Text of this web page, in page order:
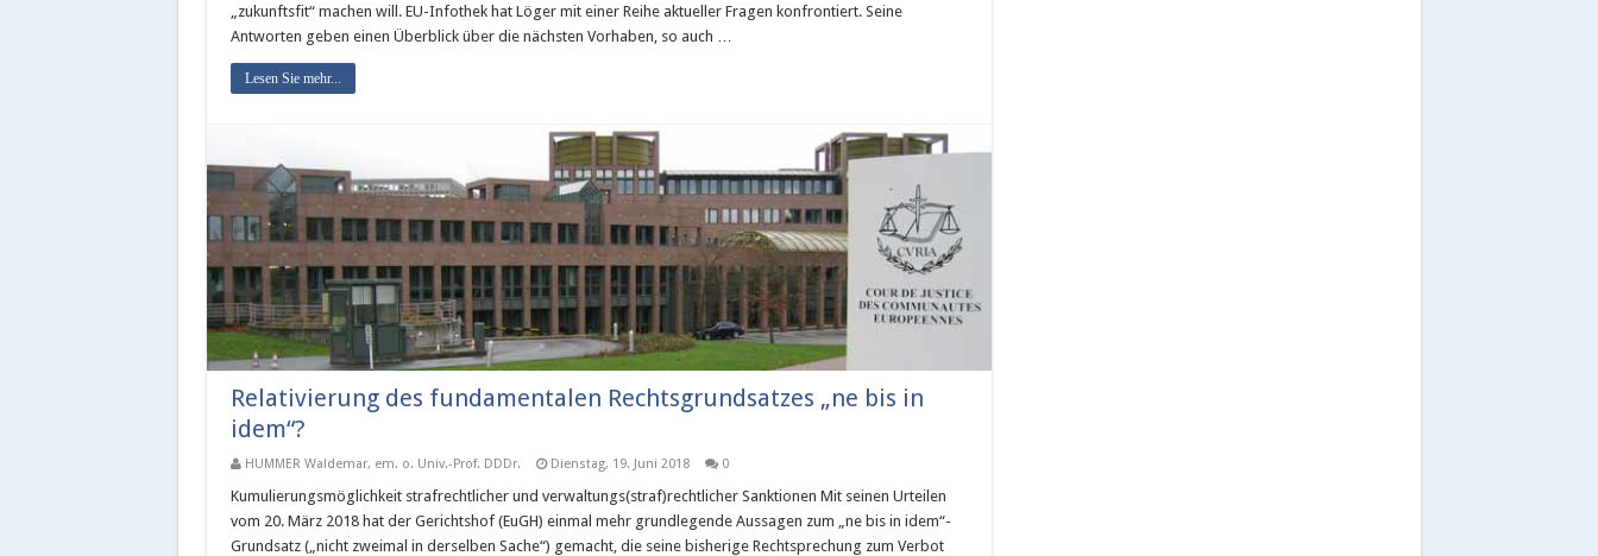
„zukunftsfit“ machen will. EU-Infothek hat Löger mit einer Reihe aktueller Fragen konfrontiert. Seine
Antworten geben einen Überblick über die nächsten Vorhaben, so auch …
Lesen Sie mehr...
Relativierung des fundamentalen Rechtsgrundsatzes „ne bis in
idem“?
HUMMER Waldemar, em. o. Univ.-Prof. DDDr. Dienstag, 19. Juni 2018 0
Kumulierungsmöglichkeit strafrechtlicher und verwaltungs(straf)rechtlicher Sanktionen Mit seinen Urteilen
vom 20. März 2018 hat der Gerichtshof (EuGH) einmal mehr grundlegende Aussagen zum „ne bis in idem“-
Grundsatz („nicht zweimal in derselben Sache“) gemacht, die seine bisherige Rechtsprechung zum Verbot